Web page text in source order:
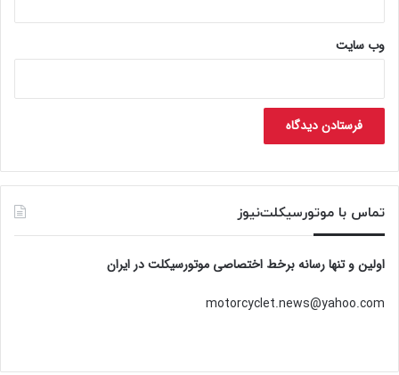
وب‌ سایت
تماس با موتورسیکلت‌نیوز
اولین و تنها رسانه برخط اختصاصی موتورسیکلت در ایران
motorcyclet.news@yahoo.com